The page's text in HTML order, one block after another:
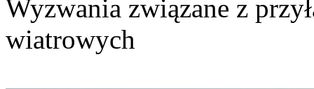
Wyzwania związane z
wiatrowych